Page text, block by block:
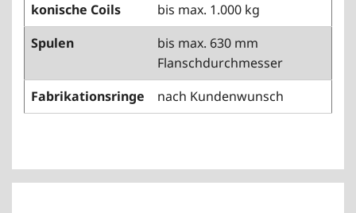
konische Coils
bis max. 1.000 kg
Spulen
bis max. 630 mm
Flanschdurchmesser
Fabrikationsringe
nach Kundenwunsch